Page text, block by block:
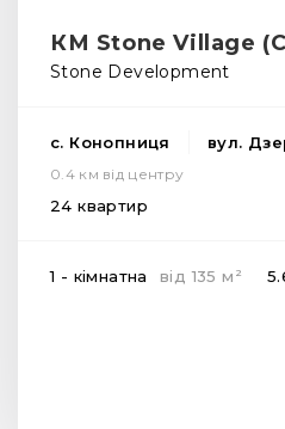
КМ Stone Village
Stone Development
с. Конопниця вул.
0.4 км від центру
24 квартир
1 - кімнатна від 135 м 2